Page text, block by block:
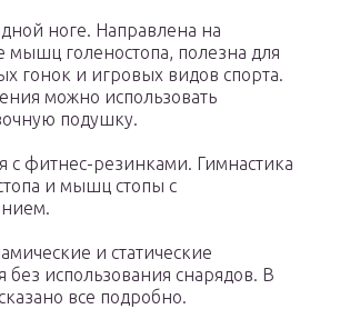
ноге. Направлена на
мышц голеностопа, полезна для
гонок и игровых видов спорта.
можно использовать
подушку.
с фитнес-резинками. Гимнастика
и мышц стопы с
и статические
без использования снарядов. В
все подробно.